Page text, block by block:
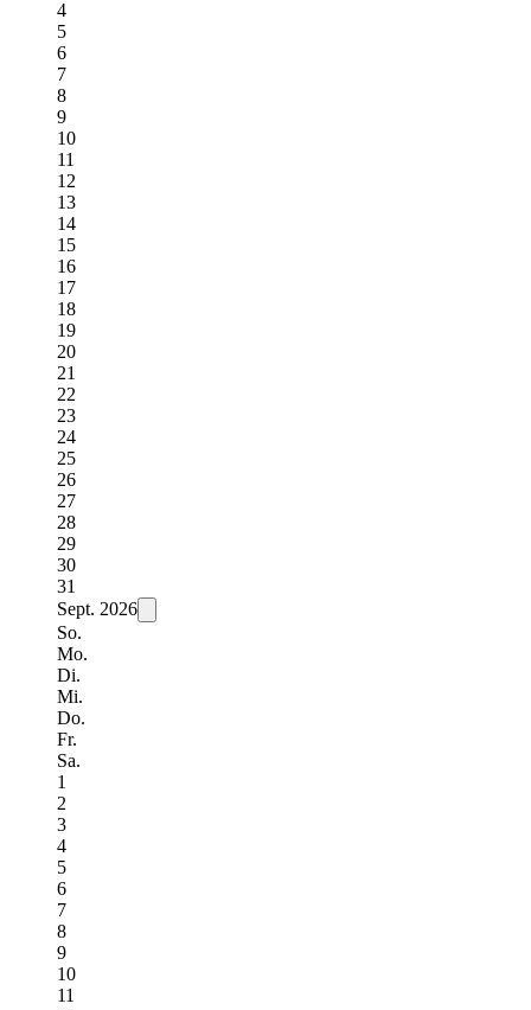
4
5
6
7
8
9
10
11
12
13
14
15
16
17
18
19
20
21
22
23
24
25
26
27
28
29
30
31
Sept. 2026
So.
Mo.
Di.
Mi.
Do.
Fr.
Sa.
1
2
3
4
5
6
7
8
9
10
11